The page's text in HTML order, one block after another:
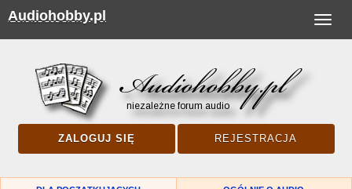
Toggle
Audiohobby.pl
ZALOGUJ SIĘ REJESTRACJA